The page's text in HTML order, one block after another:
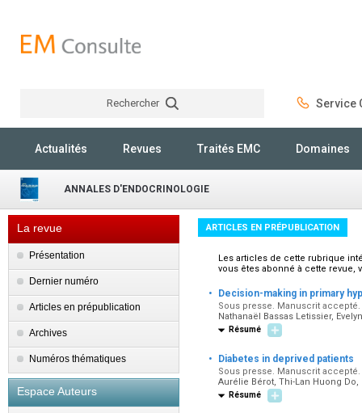
Rechercher Service
Actualités Revues Traités EMC Domaines
ANNALES D'ENDOCRINOLOGIE
La revue
Présentation
Dernier numéro
Articles en prépublication
Archives
Numéros thématiques
Espace Auteurs
ARTICLES EN PRÉPUBLICATION
Les articles de cette rubrique
vous êtes abonné à cette revue,
· Decision-making in primary
Sous presse. Manuscrit
Nathanaël Bassas Letissier,
Résumé
· Diabetes in deprived patients
Sous presse. Manuscrit
Aurélie Bérot, Thi-Lan Huong
Résumé